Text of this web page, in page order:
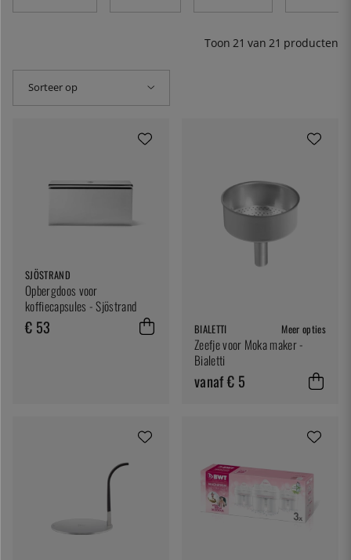
Toon 21 van 21 producten
Sorteer op
SJÖSTRAND
Opbergdoos voor
koffiecapsules - Sjöstrand
€ 53 BIALETTI Meer opties
Zeefje voor Moka maker -
Bialetti
vanaf € 5